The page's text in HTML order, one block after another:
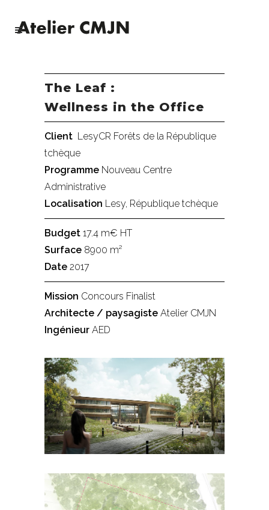
The Leaf :
Wellness in the Office
Client LesyCR Forêts de la République
tchèque
Programme Nouveau Centre
Administrative
Localisation Lesy, République tchèque
Budget 17.4 m€ HT
Surface 8900 m²
Date 2017
Mission Concours Finalist
Architecte / paysagiste Atelier CMJN
Ingénieur AED